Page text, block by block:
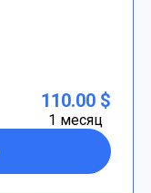
110.00 $
1 месяц